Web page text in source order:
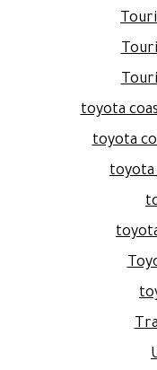
toyota
toyota
toyota